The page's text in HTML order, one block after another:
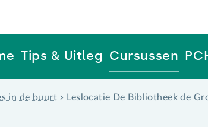
Tips & Uitleg Cursussen
in de buurt Leslocatie De Bibliotheek de